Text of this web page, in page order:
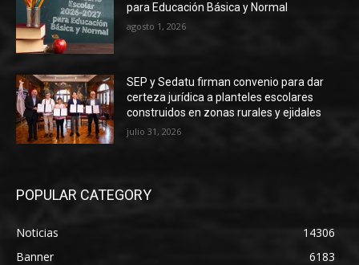
para Educación Básica y Normal
agosto 1, 2026
SEP y Sedatu firman convenio para dar
certeza jurídica a planteles escolares
construidos en zonas rurales y ejidales
julio 31, 2026
POPULAR CATEGORY
Noticias
14306
Banner
6183